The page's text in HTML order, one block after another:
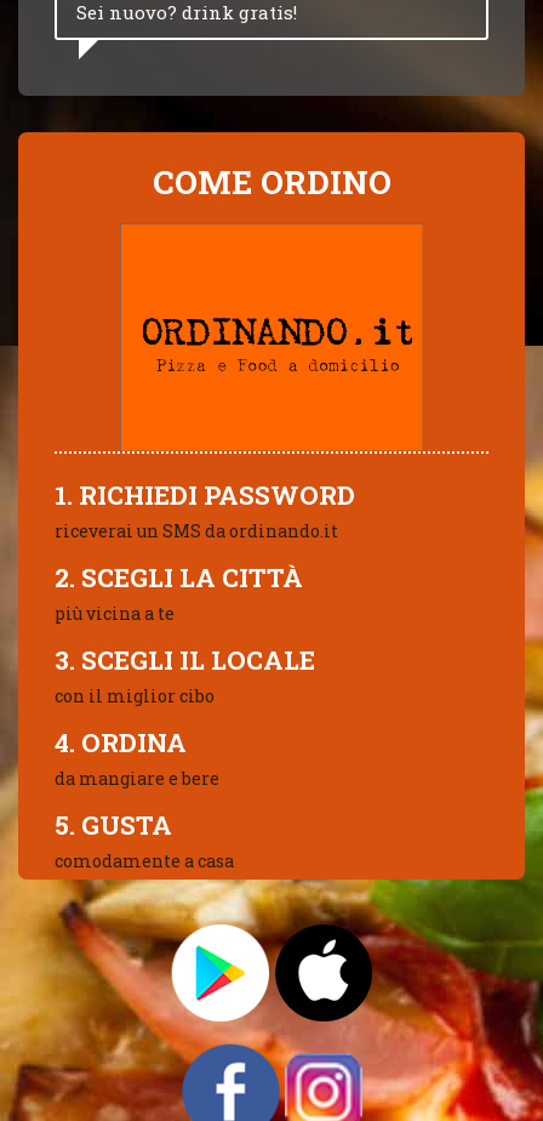
Sei nuovo? drink gratis!
COME ORDINO
1. RICHIEDI PASSWORD
riceverai un SMS da ordinando.it
2. SCEGLI LA CITTÀ
più vicina a te
3. SCEGLI IL LOCALE
con il miglior cibo
4. ORDINA
da mangiare e bere
5. GUSTA
comodamente a casa